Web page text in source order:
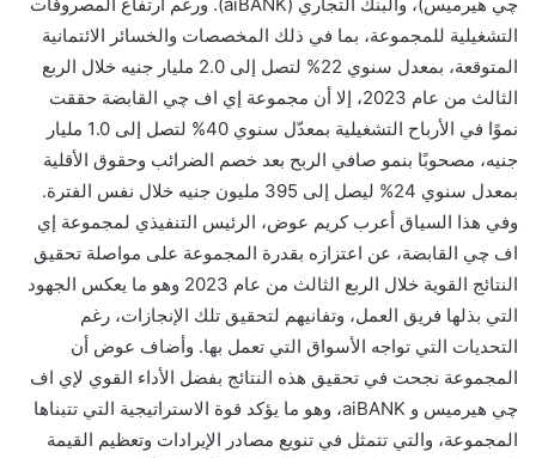
چي هيرميس)، والبنك التجاري (aiBANK). ورغم ارتفاع المصروفات
التشغيلية للمجموعة، بما في ذلك المخصصات والخسائر الائتمانية
المتوقعة، بمعدل سنوي 22% لتصل إلى 2.0 مليار جنيه خلال الربع
الثالث من عام 2023، إلا أن مجموعة إي اف چي القابضة حققت
نموًا في الأرباح التشغيلية بمعدّل سنوي 40% لتصل إلى 1.0 مليار
جنيه، مصحوبًا بنمو صافي الربح بعد خصم الضرائب وحقوق الأقلية
بمعدل سنوي 24% ليصل إلى 395 مليون جنيه خلال نفس الفترة.
وفي هذا السياق أعرب كريم عوض، الرئيس التنفيذي لمجموعة إي
اف چي القابضة، عن اعتزازه بقدرة المجموعة على مواصلة تحقيق
النتائج القوية خلال الربع الثالث من عام 2023 وهو ما يعكس الجهود
التي بذلها فريق العمل، وتفانيهم لتحقيق تلك الإنجازات، رغم
التحديات التي تواجه الأسواق التي تعمل بها. وأضاف عوض أن
المجموعة نجحت في تحقيق هذه النتائج بفضل الأداء القوي لإي اف
چي هيرميس و aiBANK، وهو ما يؤكد قوة الاستراتيجية التي تتبناها
المجموعة، والتي تتمثل في تنويع مصادر الإيرادات وتعظيم القيمة